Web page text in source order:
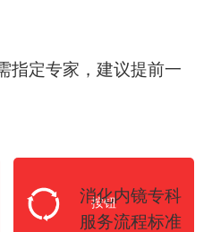
指定专家，建议提前一
消化内镜专科
服务流程标准
按钮